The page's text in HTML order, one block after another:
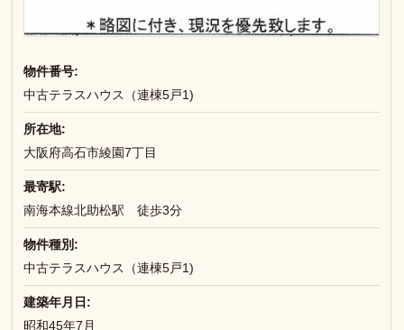
物件番号:
中古テラスハウス（連棟5戸1)
所在地:
大阪府高石市綾園7丁目
最寄駅:
南海本線北助松駅 徒歩3分
物件種別:
中古テラスハウス（連棟5戸1)
建築年月日:
昭和45年7月